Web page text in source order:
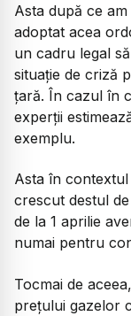
Asta după ce
adoptat acea
un cadru legal
situație de criză
țară. În cazul în
experții
exemplu.
Asta în
crescut destul
de la 1 aprilie
numai pentru
Tocmai de
prețului gazelor